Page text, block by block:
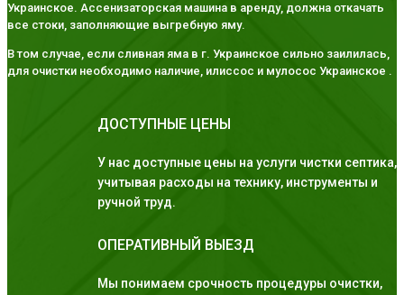
Украинское. Ассенизаторская машина в аренду, должна откачать
все стоки, заполняющие выгребную яму.
В том случае, если сливная яма в г. Украинское сильно заилилась,
для очистки необходимо наличие, илиссос и мулосос Украинское .
ДОСТУПНЫЕ ЦЕНЫ
У нас доступные цены на услуги чистки септика,
учитывая расходы на технику, инструменты и
ручной труд.
ОПЕРАТИВНЫЙ ВЫЕЗД
Мы понимаем срочность процедуры очистки,